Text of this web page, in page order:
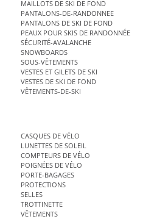
MAILLOTS DE SKI DE FOND
PANTALONS-DE-RANDONNEE
PANTALONS DE SKI DE FOND
PEAUX POUR SKIS DE RANDONNÉE
SÉCURITÉ-AVALANCHE
SNOWBOARDS
SOUS-VÊTEMENTS
VESTES ET GILETS DE SKI
VESTES DE SKI DE FOND
VÊTEMENTS-DE-SKI
CASQUES DE VÉLO
LUNETTES DE SOLEIL
COMPTEURS DE VÉLO
POIGNÉES DE VÉLO
PORTE-BAGAGES
PROTECTIONS
SELLES
TROTTINETTE
VÊTEMENTS